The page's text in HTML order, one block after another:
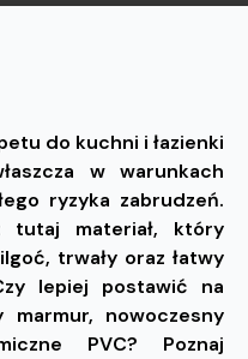
do kuchni i łazienki
w warunkach
ryzyka zabrudzeń.
tutaj materiał, który
trwały oraz łatwy
lepiej postawić na
nowoczesny
PVC? Poznaj